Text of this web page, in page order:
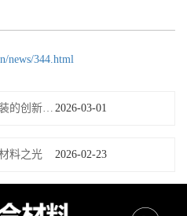
news/344.html
2026-03-01
料之光 2026-02-23